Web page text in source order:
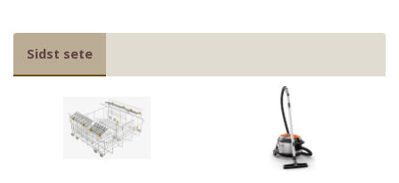
Sidst sete